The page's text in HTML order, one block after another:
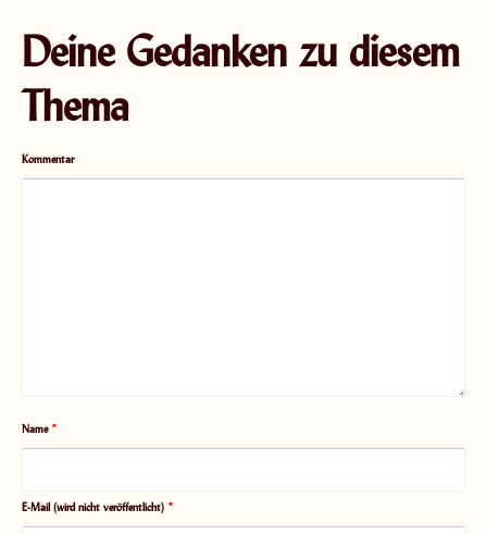
Deine Gedanken zu diesem
Thema
Kommentar
Name *
E-Mail (wird nicht veröffentlicht) *